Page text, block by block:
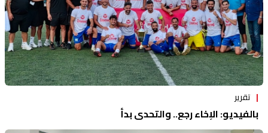
تقرير
بالفيديو: الإخاء رجع.. والتحدي بدأ